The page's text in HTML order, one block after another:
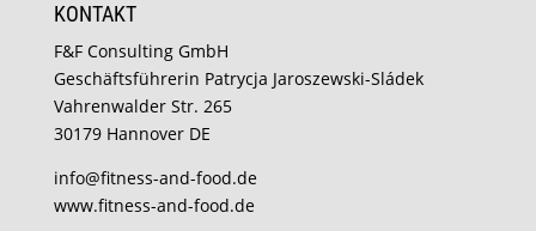
KONTAKT
F&F Consulting GmbH
Geschäftsführerin Patrycja Jaroszewski-Sládek
Vahrenwalder Str. 265
30179 Hannover DE
info@fitness-and-food.de
www.fitness-and-food.de